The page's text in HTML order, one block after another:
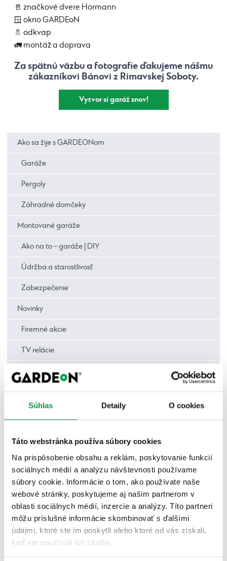
Súhlas Detaily O cookies
Táto webstránka používa súbory cookies
Na prispôsobenie obsahu a reklám, poskytovanie funkcií
sociálnych médií a analýzu návštevnosti používame
súbory cookie. Informácie o tom, ako používate naše
webové stránky, poskytujeme aj našim partnerom v
oblasti sociálnych médií, inzercie a analýzy. Títo partneri
môžu príslušné informácie skombinovať s ďalšími
údajmi, ktoré ste im poskytli alebo ktoré od vás získali,
keď ste používali ich služby.
🚪 značkové dvere Hörmann
🪟 okno GARDEoN
🚿 odkvap
🚛 montáž a doprava
Za spätnú väzbu a fotografie ďakujeme nášmu
zákazníkovi Bánovi z Rimavskej Soboty.
Vytvor si garáž snov!
Ako sa žije s GARDEONom
Garáže
Pergoly
Záhradné domčeky
Montované garáže
Ako na to – garáže | DIY
Údržba a starostlivosť
Zabezpečenie
Novinky
Firemné akcie
TV relácie
Magazíny
TOP realizácie: inšpirácie od zákazníkov
Záhrada
Ako na to – záhrada | DIY
Deti v záhrade
Inšpirácie
Rastliny | Bylinky | Kvety
Starostlivosť